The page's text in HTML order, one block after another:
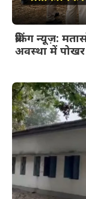
ब्रेकिंग न्यूज़:
अवस्था में